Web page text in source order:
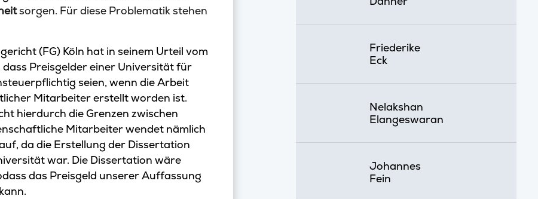
sorgen. Für diese Problematik stehen
(FG) Köln hat in seinem Urteil vom
Preisgelder einer Universität für
seien, wenn die Arbeit
Mitarbeiter erstellt worden ist.
hierdurch die Grenzen zwischen
Mitarbeiter wendet nämlich
da die Erstellung der Dissertation
war. Die Dissertation wäre
das Preisgeld unserer Auffassung
Friederike
Eck
Nelakshan
Elangeswaran
Johannes
Fein